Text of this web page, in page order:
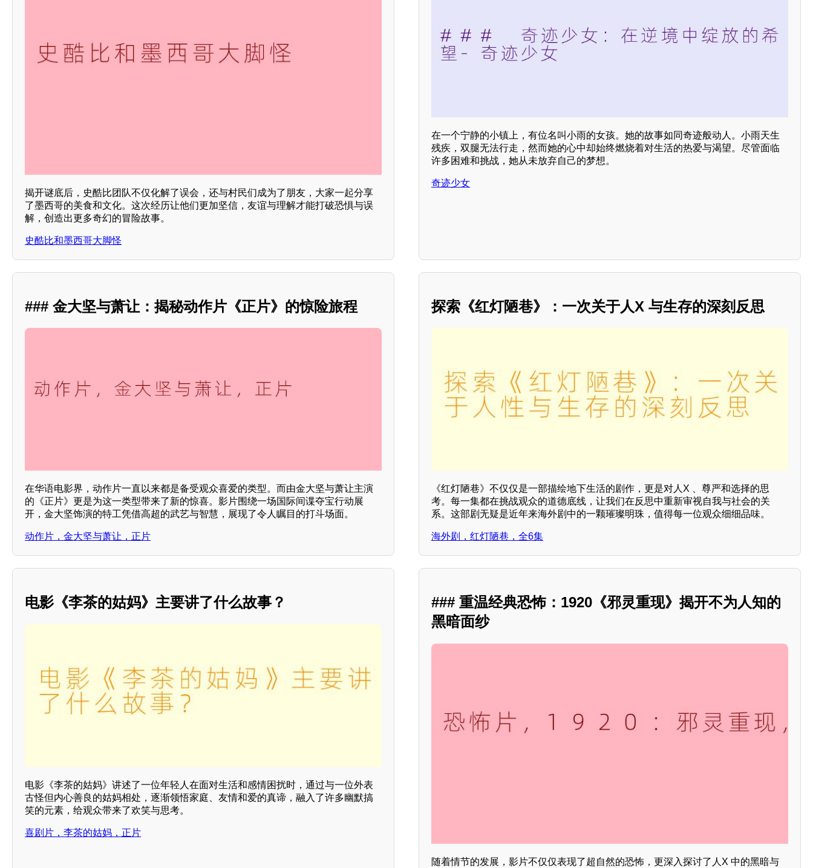
揭开谜底后，史酷比团队不仅化解了误会，还与村民们成为了朋友，大家一起分享
了墨西哥的美食和文化。这次经历让他们更加坚信，友谊与理解才能打破恐惧与误
解，创造出更多奇幻的冒险故事。
史酷比和墨西哥大脚怪
在一个宁静的小镇上，有位名叫小雨的女孩。她的故事如同奇迹般动人。小雨天生
残疾，双腿无法行走，然而她的心中却始终燃烧着对生活的热爱与渴望。尽管面临
许多困难和挑战，她从未放弃自己的梦想。
奇迹少女
### 金大坚与萧让：揭秘动作片《正片》的惊险旅程
在华语电影界，动作片一直以来都是备受观众喜爱的类型。而由金大坚与萧让主演
的《正片》更是为这一类型带来了新的惊喜。影片围绕一场国际间谍夺宝行动展
开，金大坚饰演的特工凭借高超的武艺与智慧，展现了令人瞩目的打斗场面。
动作片，金大坚与萧让，正片
探索《红灯陋巷》：一次关于人X 与生存的深刻反思
《红灯陋巷》不仅仅是一部描绘地下生活的剧作，更是对人X 、尊严和选择的思
考。每一集都在挑战观众的道德底线，让我们在反思中重新审视自我与社会的关
系。这部剧无疑是近年来海外剧中的一颗璀璨明珠，值得每一位观众细细品味。
海外剧，红灯陋巷，全6集
电影《李茶的姑妈》主要讲了什么故事？
电影《李茶的姑妈》讲述了一位年轻人在面对生活和感情困扰时，通过与一位外表
古怪但内心善良的姑妈相处，逐渐领悟家庭、友情和爱的真谛，融入了许多幽默搞
笑的元素，给观众带来了欢笑与思考。
喜剧片，李茶的姑妈，正片
### 重温经典恐怖：1920《邪灵重现》揭开不为人知的
黑暗面纱
随着情节的发展，影片不仅仅表现了超自然的恐怖，更深入探讨了人X 中的黑暗与